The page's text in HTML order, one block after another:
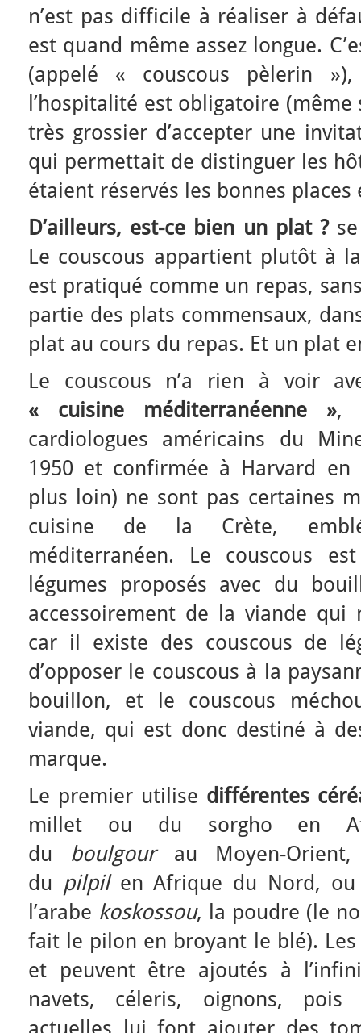
n’est pas difficile à réaliser à
est quand même assez longue.
(appelé « couscous pèlerin
l’hospitalité est obligatoire (même
très grossier d’accepter une
qui permettait de distinguer les
étaient réservés les bonnes
D’ailleurs, est-ce bien un plat ?se
Le couscous appartient plutôt à
est pratiqué comme un repas,
partie des plats commensaux,
plat au cours du repas. Et un plat
Le couscous n’a rien à voir
« cuisine méditerranéenne »,
cardiologues américains du
1950 et confirmée à Harvard en
plus loin) ne sont pas certaines
cuisine de la Crète,
méditerranéen. Le couscous
légumes proposés avec du
accessoirement de la viande qui
car il existe des couscous de
d’opposer le couscous à la
bouillon, et le couscous
viande, qui est donc destiné à
marque.
Le premier utilise différentes
millet ou du sorgho en
du boulgourau Moyen-Orient,
du pilpilen Afrique du Nord,
l’arabe koskossou, la poudre (le
fait le pilon en broyant le blé).
et peuvent être ajoutés à
navets, céleris, oignons,
actuelles lui font ajouter des